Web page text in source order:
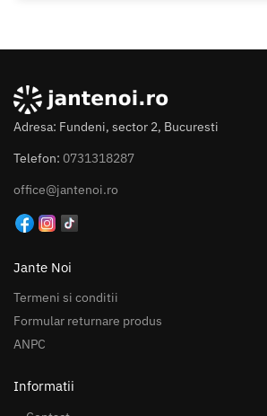
Adresa: Fundeni, sector 2, Bucuresti
Telefon: 0731318287
office@jantenoi.ro
Jante Noi
Termeni si conditii
Formular returnare produs
ANPC
Informatii